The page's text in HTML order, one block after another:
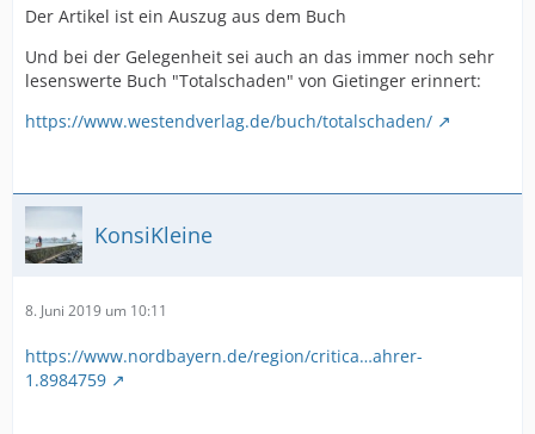
Der Artikel ist ein Auszug aus dem Buch
Und bei der Gelegenheit sei auch an das immer noch sehr
lesenswerte Buch "Totalschaden" von Gietinger erinnert:
https://www.westendverlag.de/buch/totalschaden/
KonsiKleine
8. Juni 2019 um 10:11
https://www.nordbayern.de/region/critica…ahrer-
1.8984759